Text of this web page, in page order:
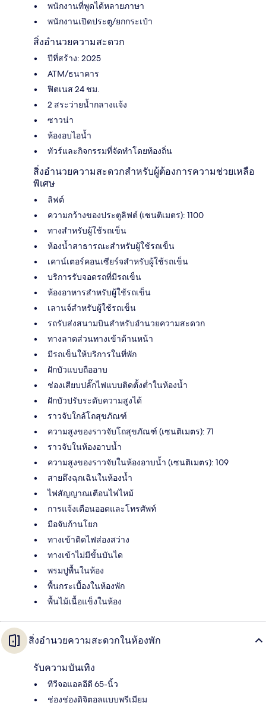
พนักงานที่พูดได้หลายภาษา
พนักงานเปิดประตู/ยกกระเป๋า
สิ่งอำนวยความสะดวก
ปีที่สร้าง: 2025
ATM/ธนาคาร
ฟิตเนส 24 ชม.
2 สระว่ายน้ำกลางแจ้ง
ซาวน่า
ห้องอบไอน้ำ
ทัวร์และกิจกรรมที่จัดทำโดยท้องถิ่น
สิ่งอำนวยความสะดวกสำหรับผู้ต้องการความช่วยเหลือ
พิเศษ
ลิฟต์
ความกว้างของประตูลิฟต์ (เซนติเมตร): 1100
ทางสำหรับผู้ใช้รถเข็น
ห้องน้ำสาธารณะสำหรับผู้ใช้รถเข็น
เคาน์เตอร์คอนเซียร์จสำหรับผู้ใช้รถเข็น
บริการรับจอดรถที่มีรถเข็น
ห้องอาหารสำหรับผู้ใช้รถเข็น
เลานจ์สำหรับผู้ใช้รถเข็น
รถรับส่งสนามบินสำหรับอำนวยความสะดวก
ทางลาดส่วนทางเข้าด้านหน้า
มีรถเข็นให้บริการในที่พัก
ฝักบัวแบบถืออาบ
ช่องเสียบปลั๊กไฟแบบติดตั้งต่ำในห้องน้ำ
ฝักบัวปรับระดับความสูงได้
ราวจับใกล้โถสุขภัณฑ์
ความสูงของราวจับโถสุขภัณฑ์ (เซนติเมตร): 71
ราวจับในห้องอาบน้ำ
ความสูงของราวจับในห้องอาบน้ำ (เซนติเมตร): 109
สายดึงฉุกเฉินในห้องน้ำ
ไฟสัญญาณเตือนไฟไหม้
การแจ้งเตือนออดและโทรศัพท์
มือจับก้านโยก
ทางเข้าติดไฟส่องสว่าง
ทางเข้าไม่มีขั้นบันได
พรมปูพื้นในห้อง
พื้นกระเบื้องในห้องพัก
พื้นไม้เนื้อแข็งในห้อง
สิ่งอำนวยความสะดวกในห้องพัก
รับความบันเทิง
ทีวีจอแอลอีดี 65-นิ้ว
ช่องช่องดิจิตอลแบบพรีเมียม